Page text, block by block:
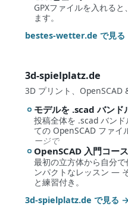
GPXファイルを入れる
ます。
bestes-wetter.de で見る
3d-spielplatz.de
3D プリント、OpenSCAD
モデルを .scad バンド
投稿全体を .scad バン
ての OpenSCAD ファイ
ージで
OpenSCAD 入門コース
最初の立方体から自分
ンパクトなレッスン —
と練習付き。
3d-spielplatz.de で見る →